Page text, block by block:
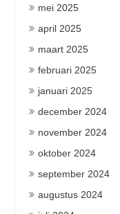
mei 2025
april 2025
maart 2025
februari 2025
januari 2025
december 2024
november 2024
oktober 2024
september 2024
augustus 2024